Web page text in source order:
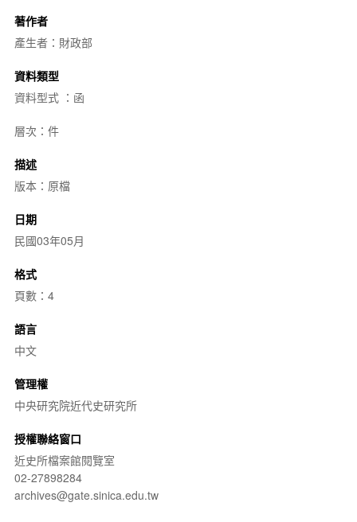
著作者
產生者：財政部
資料類型
資料型式 ：函
層次：件
描述
版本：原檔
日期
民國03年05月
格式
頁數：4
語言
中文
管理權
中央研究院近代史研究所
授權聯絡窗口
近史所檔案館閱覽室
02-27898284
archives@gate.sinica.edu.tw